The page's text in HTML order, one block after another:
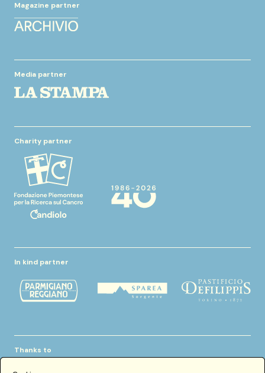
Magazine partner
Media partner
Charity partner
In kind partner
Thanks to